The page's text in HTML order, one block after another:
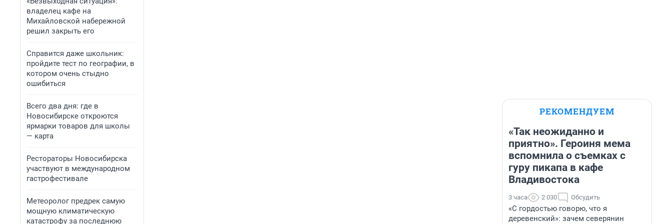
владелец кафе на
Михайловской набережной
решил закрыть его
Справится даже школьник:
пройдите тест по географии, в
котором очень стыдно
ошибиться
Всего два дня: где в
Новосибирске откроются
ярмарки товаров для школы
— карта
Рестораторы Новосибирска
участвуют в международном
гастрофестивале
Метеоролог предрек самую
мощную климатическую
катастрофу за последнюю
РЕКОМЕНДУЕМ
«Так неожиданно и
приятно». Героиня мема
вспомнила о съемках с
гуру пикапа в кафе
Владивостока
3 часа 2 030 Обсудить
«С гордостью говорю, что я
деревенский»: зачем северянин